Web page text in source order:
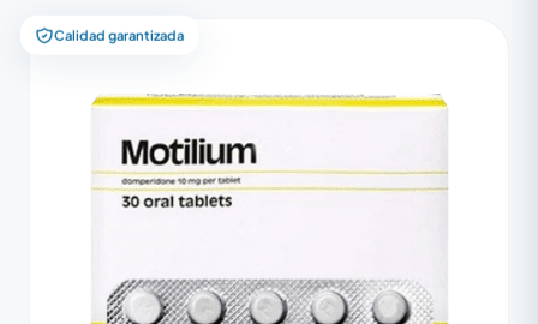
Calidad garantizada